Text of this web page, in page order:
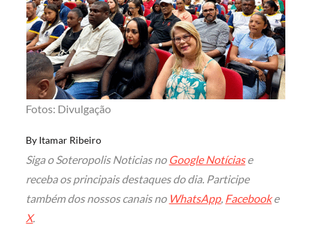
Fotos: Divulgação
By Itamar Ribeiro
Siga o Soteropolis Noticias no Google Notíciase
receba os principais destaques do dia. Participe
também dos nossos canais no WhatsApp, Facebooke
X.